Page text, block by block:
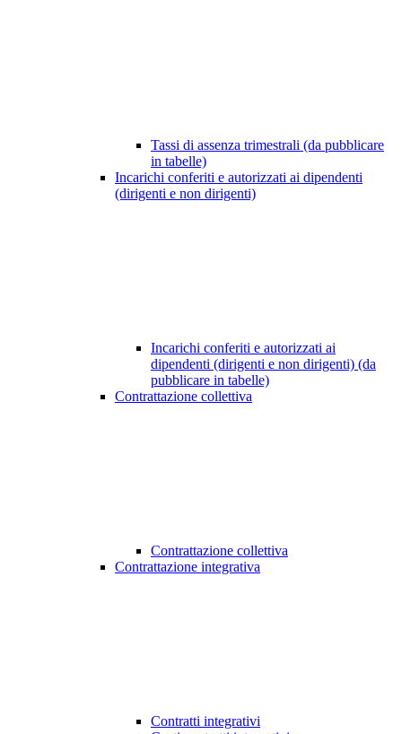
Tassi di assenza trimestrali (da pubblicare
in tabelle)
Incarichi conferiti e autorizzati ai dipendenti
(dirigenti e non dirigenti)
Incarichi conferiti e autorizzati ai
dipendenti (dirigenti e non dirigenti) (da
pubblicare in tabelle)
Contrattazione collettiva
Contrattazione collettiva
Contrattazione integrativa
Contratti integrativi